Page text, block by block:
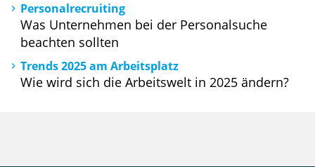
Personalrecruiting
Was Unternehmen bei der Personalsuche
beachten sollten
Trends 2025 am Arbeitsplatz
Wie wird sich die Arbeitswelt in 2025 ändern?